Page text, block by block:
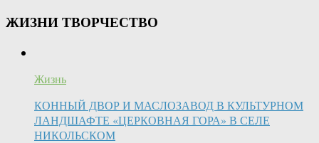
ЖИЗНИ ТВОРЧЕСТВО
Жизнь
КОННЫЙ ДВОР И МАСЛОЗАВОД В КУЛЬТУРНОМ
ЛАНДШАФТЕ «ЦЕРКОВНАЯ ГОРА» В СЕЛЕ
НИКОЛЬСКОМ